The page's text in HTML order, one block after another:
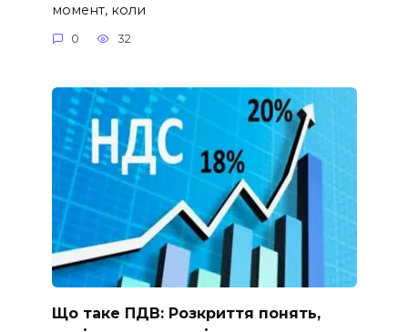
момент, коли
0 32
Що таке ПДВ: Розкриття понять,